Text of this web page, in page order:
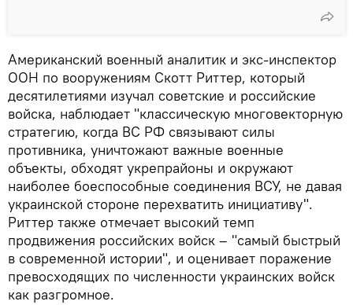
Американский военный аналитик и экс-инспектор
ООН по вооружениям Скотт Риттер, который
десятилетиями изучал советские и российские
войска, наблюдает "классическую многовекторную
стратегию, когда ВС РФ связывают силы
противника, уничтожают важные военные
объекты, обходят укрепрайоны и окружают
наиболее боеспособные соединения ВСУ, не давая
украинской стороне перехватить инициативу".
Риттер также отмечает высокий темп
продвижения российских войск – "самый быстрый
в современной истории", и оценивает поражение
превосходящих по численности украинских войск
как разгромное.